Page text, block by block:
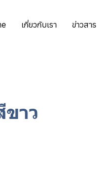
เกี่ยวกับเรา ข่าวสาร
ขาว